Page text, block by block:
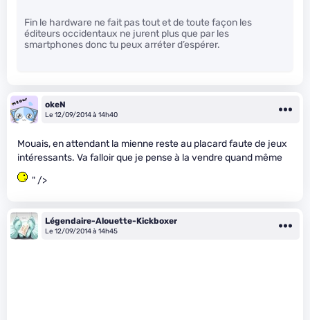
Fin le hardware ne fait pas tout et de toute façon les
éditeurs occidentaux ne jurent plus que par les
smartphones donc tu peux arréter d’espérer.
okeN
Le 12/09/2014 à 14h40
Mouais, en attendant la mienne reste au placard faute de jeux
intéressants. Va falloir que je pense à la vendre quand même
" />
Légendaire-Alouette-Kickboxer
Le 12/09/2014 à 14h45